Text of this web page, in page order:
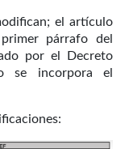
el artículo
párrafo del
por el Decreto
se incorpora el